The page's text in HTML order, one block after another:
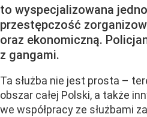
to wyspecjalizowana
przestępczość
oraz ekonomiczną.
z gangami.
Ta służba nie jest prosta –
obszar całej Polski, a także
we współpracy ze służbami